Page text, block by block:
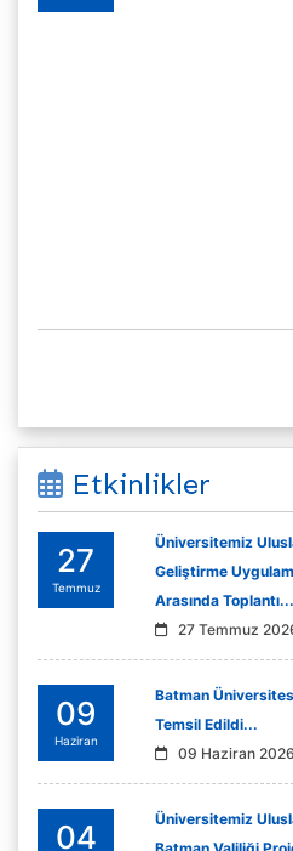
Etkinlikler
27
Temmuz
Üniversitemiz
Geliştirme
Arasında Toplantı...
27 Temmuz
09
Haziran
Batman
Temsil Edildi...
09 Haziran
04
Üniversitemiz